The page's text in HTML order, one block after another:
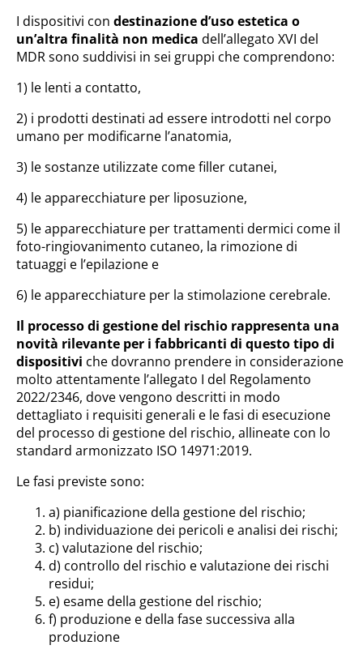
I dispositivi con destinazione d’uso estetica o
un’altra finalità non medica dell’allegato XVI del
MDR sono suddivisi in sei gruppi che comprendono:
1) le lenti a contatto,
2) i prodotti destinati ad essere introdotti nel corpo
umano per modificarne l’anatomia,
3) le sostanze utilizzate come filler cutanei,
4) le apparecchiature per liposuzione,
5) le apparecchiature per trattamenti dermici come il
foto-ringiovanimento cutaneo, la rimozione di
tatuaggi e l’epilazione e
6) le apparecchiature per la stimolazione cerebrale.
Il processo di gestione del rischio rappresenta una
novità rilevante per i fabbricanti di questo tipo di
dispositivi che dovranno prendere in considerazione
molto attentamente l’allegato I del Regolamento
2022/2346, dove vengono descritti in modo
dettagliato i requisiti generali e le fasi di esecuzione
del processo di gestione del rischio, allineate con lo
standard armonizzato ISO 14971:2019.
Le fasi previste sono:
a) pianificazione della gestione del rischio;
b) individuazione dei pericoli e analisi dei rischi;
c) valutazione del rischio;
d) controllo del rischio e valutazione dei rischi
residui;
e) esame della gestione del rischio;
f) produzione e della fase successiva alla
produzione